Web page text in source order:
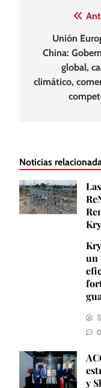
entradas
Unión
China:
global,
climático,
Noticias
un
0
y